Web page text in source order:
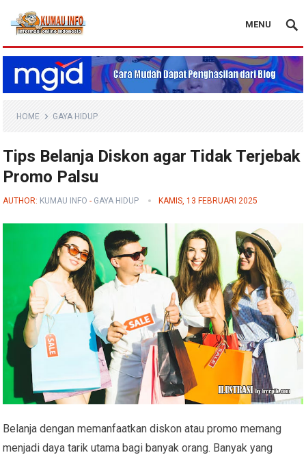
Blog Kumau Info
MENU
HOME GAYA HIDUP
Tips Belanja Diskon agar Tidak Terjebak
Promo Palsu
AUTHOR: KUMAU INFO - GAYA HIDUP KAMIS, 13 FEBRUARI 2025
Belanja dengan memanfaatkan diskon atau promo memang
menjadi daya tarik utama bagi banyak orang. Banyak yang